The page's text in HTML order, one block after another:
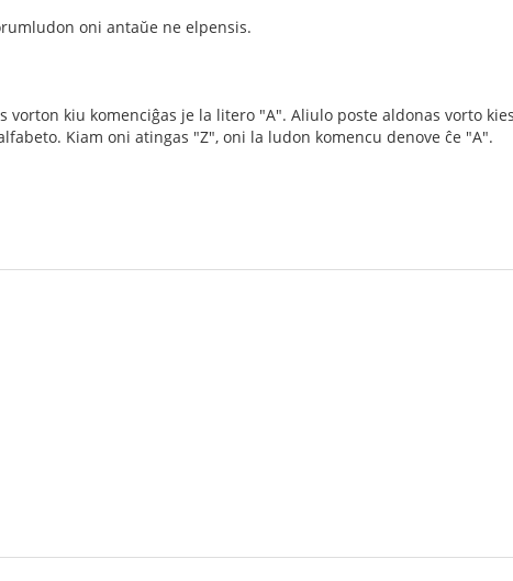
oni antaŭe ne elpensis.
vorton kiu komenciĝas je la litero "A". Aliulo poste aldonas vorto
Kiam oni atingas "Z", oni la ludon komencu denove ĉe "A".